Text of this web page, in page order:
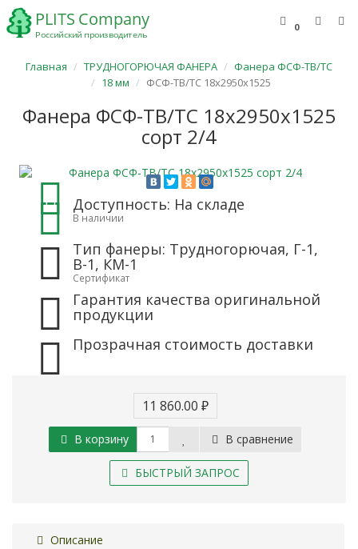
0
Главная ТРУДНОГОРЮЧАЯ ФАНЕРА
Фанера ФСФ-ТВ/ТС
18 мм
ФСФ-ТВ/ТС 18х2950х1525
Фанера ФСФ-ТВ/ТС 18х2950х1525
сорт 2/4
Доступность: На складе
В наличии
Тип фанеры: Трудногорючая, Г-1,
В-1, КМ-1
Сертификат
Гарантия качества оригинальной
продукции
Прозрачная стоимость доставки
11 860.00 ₽
В корзину В сравнение
БЫСТРЫЙ ЗАПРОС
Описание